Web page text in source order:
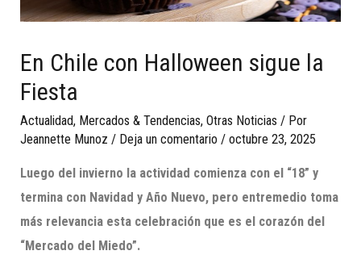
En Chile con Halloween sigue la
Fiesta
Actualidad, Mercados & Tendencias,Otras Noticias / Por
Jeannette Munoz / Deja un comentario /octubre 23, 2025
Luego del invierno la actividad comienza con el “18” y
termina con Navidad y Año Nuevo, pero entremedio toma
más relevancia esta celebración que es el corazón del
“Mercado del Miedo”.